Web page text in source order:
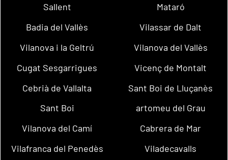
Sallent
Mataró
Badia del Vallès
Vilassar de Dalt
Vilanova i la Geltrú
Vilanova del Vallès
Cugat Sesgarrigues
Vicenç de Montalt
Cebrià de Vallalta
Sant Boi de Lluçanès
Sant Boi
artomeu del Grau
Vilanova del Camí
Cabrera de Mar
Vilafranca del Penedès
Viladecavalls